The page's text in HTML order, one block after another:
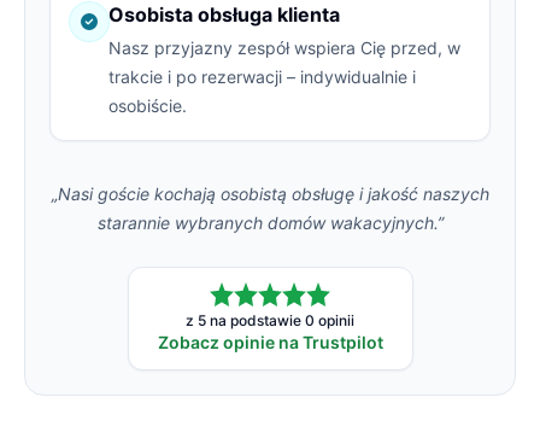
Osobista obsługa klienta
Nasz przyjazny zespół wspiera Cię przed, w
trakcie i po rezerwacji – indywidualnie i
osobiście.
„Nasi goście kochają osobistą obsługę i jakość naszych
starannie wybranych domów wakacyjnych.”
z 5 na podstawie 0 opinii
Zobacz opinie na Trustpilot